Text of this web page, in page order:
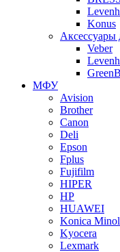
Konus
Аксессуары
Veber
МФУ
Avision
Brother
Canon
Deli
Epson
Fplus
Fujifilm
HIPER
HP
HUAWEI
Konica
Kyocera
Lexmark